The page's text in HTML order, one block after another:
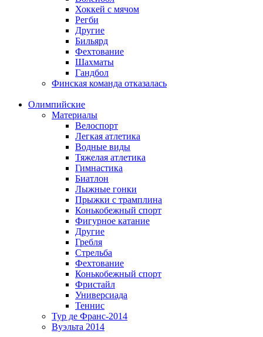
Хоккей с мячом
Регби
Другие
Бильярд
Фехтование
Шахматы
Гандбол
Финская команда отказалась
Олимпийские
Материалы
Велоспорт
Легкая атлетика
Водные виды
Тяжелая атлетика
Гимнастика
Биатлон
Лыжные гонки
Прыжки с трамплина
Конькобежный спорт
Фигурное катание
Другие
Гребля
Стрельба
Фехтование
Конькобежный спорт
Фристайл
Универсиада
Теннис
Тур де Франс-2014
Вуэльта 2014